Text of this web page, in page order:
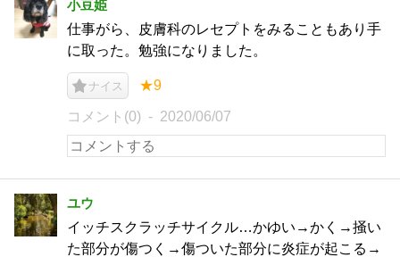
小豆姫
仕事がら、皮膚科のレセプトをみることもあり手
に取った。勉強になりました。
ナイス ★9
コメント(0) 2020/06/07
ユウ
イッチスクラッチサイクル…かゆい→かく→掻い
た部分が傷つく→傷ついた部分に炎症が起こる→